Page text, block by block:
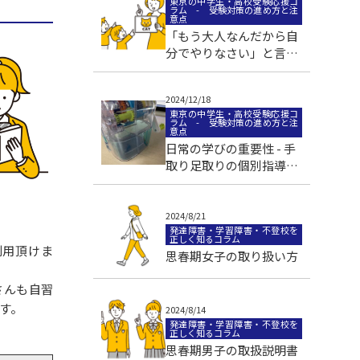
頂けま
も自習
。
ラム - 受験対策の進め方と注
意点
「もう大人なんだから自
分でやりなさい」と言う
お母さん
2024/12/18
東京の中学生・高校受験応援コ
ラム - 受験対策の進め方と注
意点
日常の学びの重要性 - 手
取り足取りの個別指導か
ら見えること
2024/8/21
発達障害・学習障害・不登校を
正しく知るコラム
思春期女子の取り扱い方
2024/8/14
発達障害・学習障害・不登校を
正しく知るコラム
思春期男子の取扱説明書